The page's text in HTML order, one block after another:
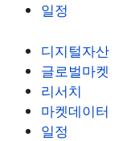
일정
디지털자산
글로벌마켓
리서치
마켓데이터
일정